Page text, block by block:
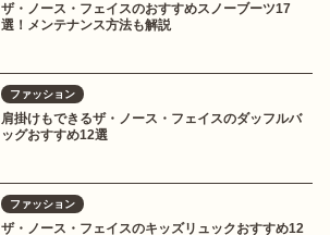
ザ・ノース・フェイスのおすすめスノーブーツ17
選！メンテナンス方法も解説
ファッション
肩掛けもできるザ・ノース・フェイスのダッフルバ
ッグおすすめ12選
ファッション
ザ・ノース・フェイスのキッズリュックおすすめ12